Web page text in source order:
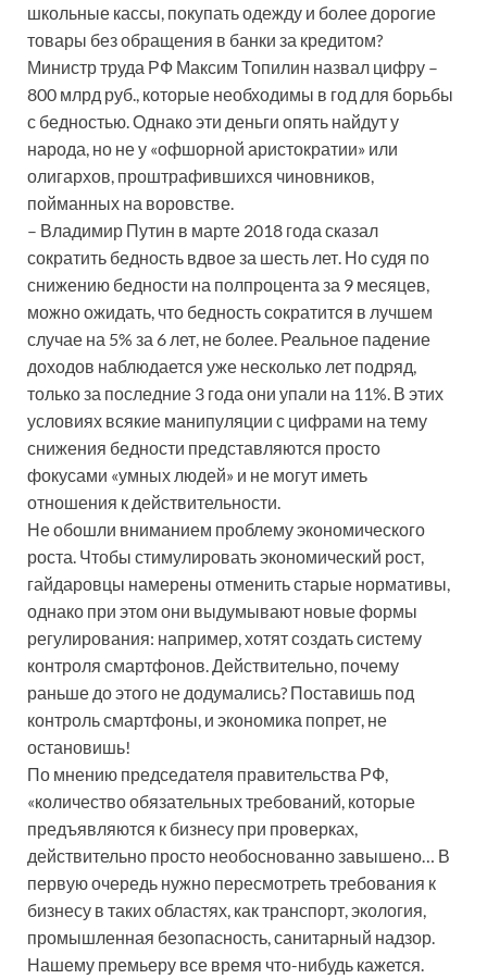
школьные кассы, покупать одежду и более дорогие
товары без обращения в банки за кредитом?
Министр труда РФ Максим Топилин назвал цифру –
800 млрд руб., которые необходимы в год для борьбы
с бедностью. Однако эти деньги опять найдут у
народа, но не у «офшорной аристократии» или
олигархов, проштрафившихся чиновников,
пойманных на воровстве.
– Владимир Путин в марте 2018 года сказал
сократить бедность вдвое за шесть лет. Но судя по
снижению бедности на полпроцента за 9 месяцев,
можно ожидать, что бедность сократится в лучшем
случае на 5% за 6 лет, не более. Реальное падение
доходов наблюдается уже несколько лет подряд,
только за последние 3 года они упали на 11%. В этих
условиях всякие манипуляции с цифрами на тему
снижения бедности представляются просто
фокусами «умных людей» и не могут иметь
отношения к действительности.
Не обошли вниманием проблему экономического
роста. Чтобы стимулировать экономический рост,
гайдаровцы намерены отменить старые нормативы,
однако при этом они выдумывают новые формы
регулирования: например, хотят создать систему
контроля смартфонов. Действительно, почему
раньше до этого не додумались? Поставишь под
контроль смартфоны, и экономика попрет, не
остановишь!
По мнению председателя правительства РФ,
«количество обязательных требований, которые
предъявляются к бизнесу при проверках,
действительно просто необоснованно завышено… В
первую очередь нужно пересмотреть требования к
бизнесу в таких областях, как транспорт, экология,
промышленная безопасность, санитарный надзор.
Нашему премьеру все время что-нибудь кажется.